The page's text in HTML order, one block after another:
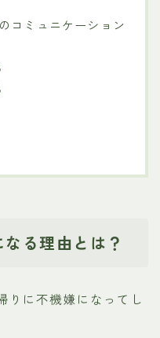
コミュニケーション
る理由とは？
りに不機嫌になってし